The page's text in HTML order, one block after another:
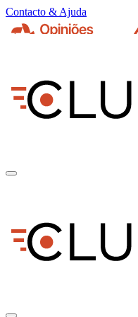
Contacto & Ajuda